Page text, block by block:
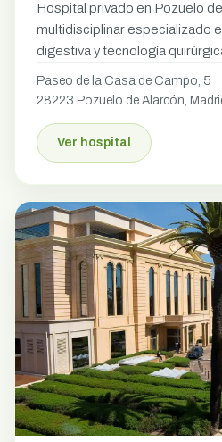
Hospital privado en Pozuelo
multidisciplinar especializado
digestiva y tecnología
Paseo de la Casa de Campo, 5
28223 Pozuelo de Alarcón,
Ver hospital